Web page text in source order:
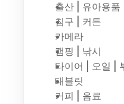
출산 | 유아용품
침구 | 커튼
카메라
캠핑 | 낚시
타이어 | 오일 |
태블릿
커피 | 음료